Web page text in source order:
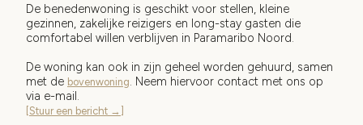
De benedenwoning is geschikt voor stellen, kleine
gezinnen, zakelijke reizigers en long-stay gasten die
comfortabel willen verblijven in Paramaribo Noord.
De woning kan ook in zijn geheel worden gehuurd, samen
met de bovenwoning. Neem hiervoor contact met ons op
via e-mail.
[Stuur een bericht →]